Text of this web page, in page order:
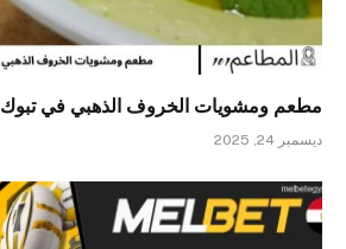
مطعم ومشويات الخروف الذهبي في تبوك
ديسمبر 24, 2025